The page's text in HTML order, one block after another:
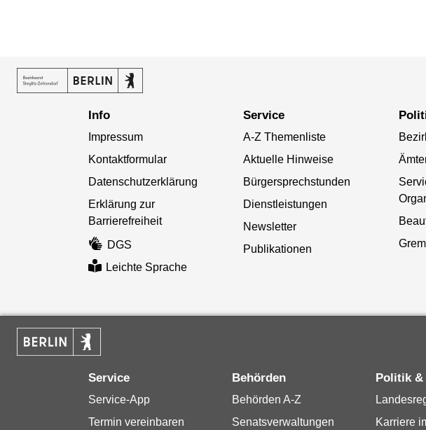
Info
Impressum
Kontaktformular
Datenschutzerklärung
Erklärung zur
Barrierefreiheit
DGS
Leichte Sprache
Service
A-Z Themenliste
Aktuelle Hinweise
Bürgersprechstunden
Dienstleistungen
Newsletter
Publikationen
Service
Service-App
Termin vereinbaren
Behörden
Behörden A-Z
Senatsverwaltungen
Politik
Karriere